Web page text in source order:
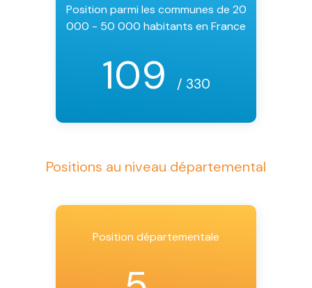
Position parmi les communes de 20
000 - 50 000 habitants en France
109 / 330
Positions au niveau départemental
Position départementale